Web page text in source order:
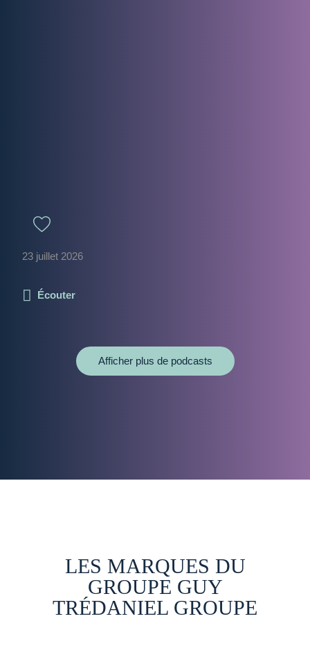
23 juillet 2026
Écouter
Afficher plus de podcasts
LES MARQUES DU
GROUPE GUY
TRÉDANIEL GROUPE